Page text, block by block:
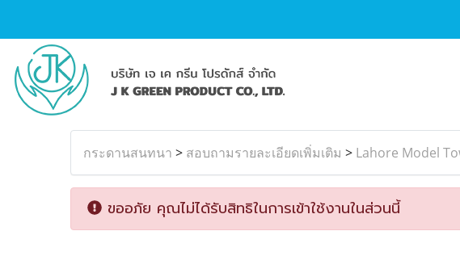
กระดานสนทนา > สอบถามรายละเอียดเพิ่มเติม > Lahore Model
ขออภัย คุณไม่ได้รับสิทธิในการเข้าใช้งานในส่วนนี้